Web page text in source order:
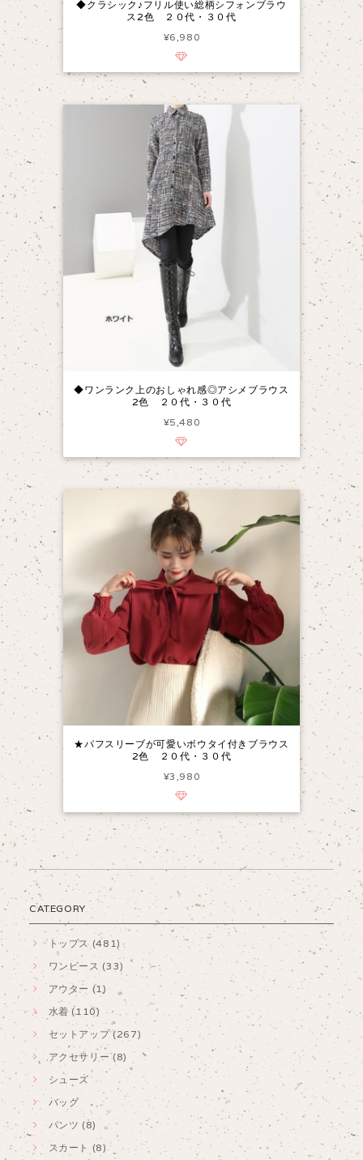
◆クラシック♪フリル使い総柄シフォンブラウ
ス2色 ２０代・３０代
¥6,980
◆ワンランク上のおしゃれ感◎アシメブラウス
2色 ２０代・３０代
¥5,480
★パフスリーブが可愛いボウタイ付きブラウス
2色 ２０代・３０代
¥3,980
CATEGORY
トップス (481)
ワンピース (33)
アウター (1)
水着 (110)
セットアップ (267)
アクセサリー (8)
シューズ
バッグ
パンツ (8)
スカート (8)